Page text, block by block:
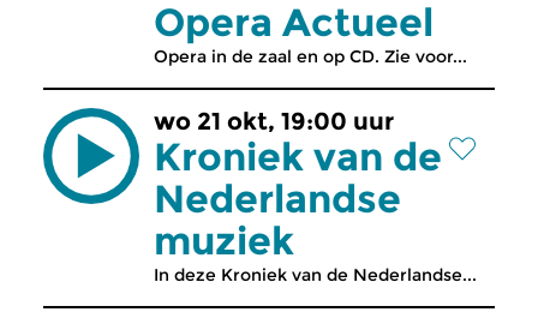
Opera Actueel
Opera in de zaal en op CD. Zie voor...
wo 21 okt, 19:00 uur
Kroniek van de
Nederlandse
muziek
In deze Kroniek van de Nederlandse...